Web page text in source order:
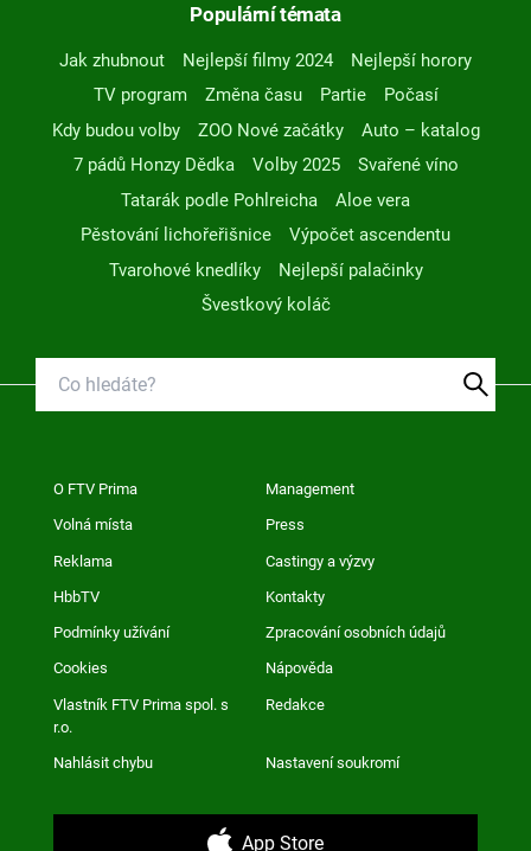
Populární témata
Jak zhubnout Nejlepší filmy 2024
Nejlepší horory
TV program
Změna času Partie
Počasí
Kdy budou volby
ZOO Nové začátky
Auto – katalog
7 pádů Honzy Dědka
Volby 2025
Svařené víno
Tatarák podle Pohlreicha
Aloe vera
Pěstování lichořeřišnice
Výpočet ascendentu
Tvarohové knedlíky
Nejlepší palačinky
Švestkový koláč
O FTV Prima Management
Volná místa Press
Reklama Castingy a výzvy
HbbTV Kontakty
Podmínky užívání Zpracování osobních údajů
Cookies Nápověda
Vlastník FTV Prima spol. s
r.o.
Redakce
Nahlásit chybu Nastavení soukromí
App Store